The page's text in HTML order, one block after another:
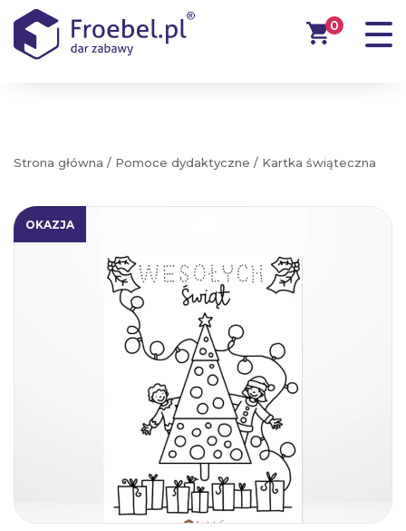
0
Strona główna / Pomoce dydaktyczne / Kartka świąteczna
OKAZJA